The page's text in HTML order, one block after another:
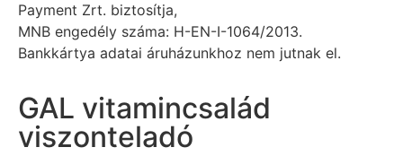
Payment Zrt. biztosítja,
MNB engedély száma: H-EN-I-1064/2013.
Bankkártya adatai áruházunkhoz nem jutnak el.
GAL vitamincsalád
viszonteladó